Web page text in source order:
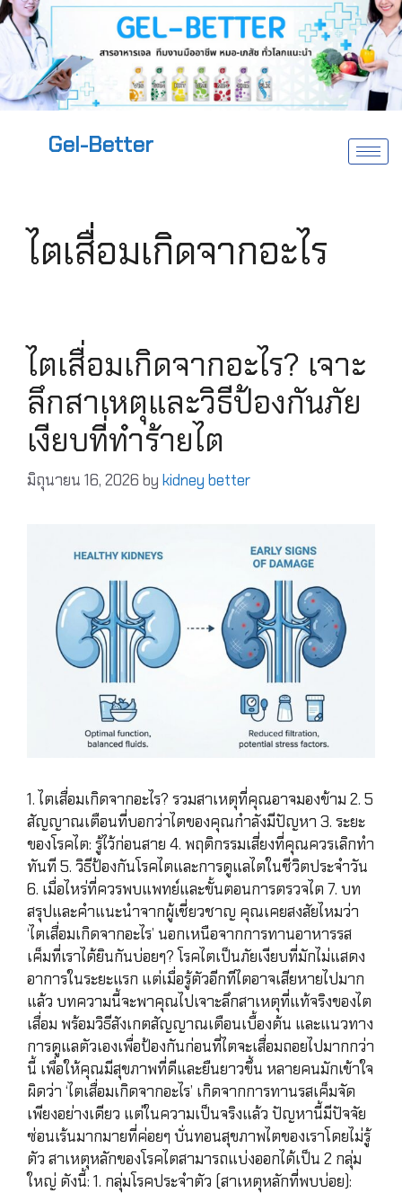
Gel-Better
ไตเสื่อมเกิดจากอะไร
ไตเสื่อมเกิดจากอะไร? เจาะ
ลึกสาเหตุและวิธีป้องกันภัย
เงียบที่ทำร้ายไต
มิถุนายน 16, 2026 by kidney better
1. ไตเสื่อมเกิดจากอะไร? รวมสาเหตุที่คุณอาจมองข้าม 2. 5
สัญญาณเตือนที่บอกว่าไตของคุณกำลังมีปัญหา 3. ระยะ
ของโรคไต: รู้ไว้ก่อนสาย 4. พฤติกรรมเสี่ยงที่คุณควรเลิกทำ
ทันที 5. วิธีป้องกันโรคไตและการดูแลไตในชีวิตประจำวัน
6. เมื่อไหร่ที่ควรพบแพทย์และขั้นตอนการตรวจไต 7. บท
สรุปและคำแนะนำจากผู้เชี่ยวชาญ คุณเคยสงสัยไหมว่า
‘ไตเสื่อมเกิดจากอะไร’ นอกเหนือจากการทานอาหารรส
เค็มที่เราได้ยินกันบ่อยๆ? โรคไตเป็นภัยเงียบที่มักไม่แสดง
อาการในระยะแรก แต่เมื่อรู้ตัวอีกทีไตอาจเสียหายไปมาก
แล้ว บทความนี้จะพาคุณไปเจาะลึกสาเหตุที่แท้จริงของไต
เสื่อม พร้อมวิธีสังเกตสัญญาณเตือนเบื้องต้น และแนวทาง
การดูแลตัวเองเพื่อป้องกันก่อนที่ไตจะเสื่อมถอยไปมากกว่า
นี้ เพื่อให้คุณมีสุขภาพที่ดีและยืนยาวขึ้น หลายคนมักเข้าใจ
ผิดว่า ‘ไตเสื่อมเกิดจากอะไร’ เกิดจากการทานรสเค็มจัด
เพียงอย่างเดียว แต่ในความเป็นจริงแล้ว ปัญหานี้มีปัจจัย
ซ่อนเร้นมากมายที่ค่อยๆ บั่นทอนสุขภาพไตของเราโดยไม่รู้
ตัว สาเหตุหลักของโรคไตสามารถแบ่งออกได้เป็น 2 กลุ่ม
ใหญ่ ดังนี้: 1. กลุ่มโรคประจำตัว (สาเหตุหลักที่พบบ่อย):